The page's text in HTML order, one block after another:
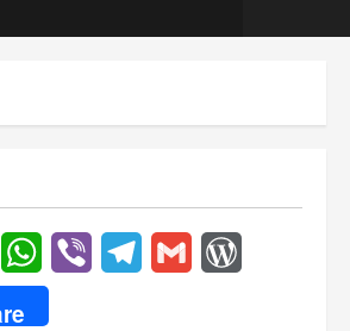
Twitter WhatsApp
Viber TelegramGmail